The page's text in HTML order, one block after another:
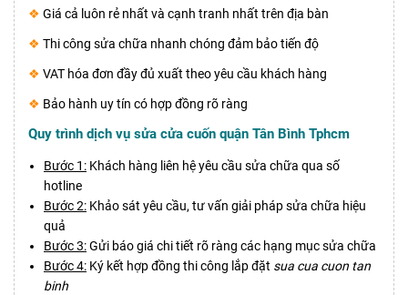
❖ Giá cả luôn rẻ nhất và cạnh tranh nhất trên địa bàn
❖ Thi công sửa chữa nhanh chóng đảm bảo tiến độ
❖ VAT hóa đơn đầy đủ xuất theo yêu cầu khách hàng
❖ Bảo hành uy tín có hợp đồng rõ ràng
Quy trình dịch vụ sửa cửa cuốn quận Tân Bình Tphcm
Bước 1: Khách hàng liên hệ yêu cầu sửa chữa qua số
hotline
Bước 2: Khảo sát yêu cầu, tư vấn giải pháp sửa chữa hiệu
quả
Bước 3:Gửi báo giá chi tiết rõ ràng các hạng mục sửa chữa
Bước 4: Ký kết hợp đồng thi công lắp đặt sua cua cuon tan
binh